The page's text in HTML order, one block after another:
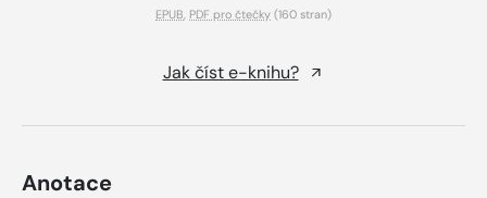
EPUB PDF pro čtečky (160 stran)
Jak číst e-knihu?
Anotace